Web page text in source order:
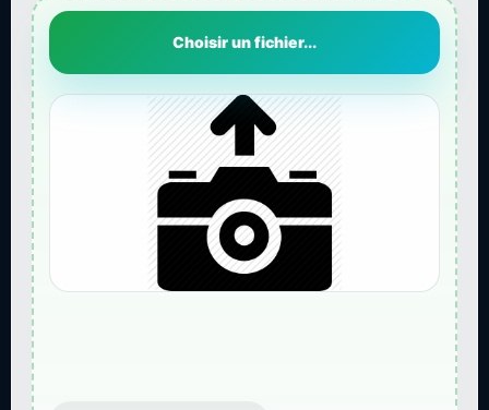
Choisir un fichier...